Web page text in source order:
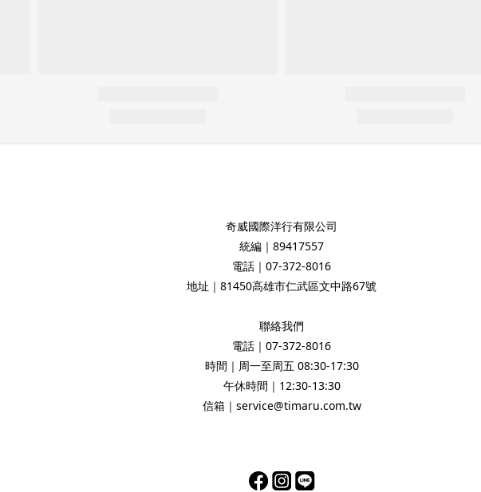
奇威國際洋行有限公司
統編｜89417557
電話｜07-372-8016
地址｜81450高雄市仁武區文中路67號
聯絡我們
電話｜07-372-8016
時間｜周一至周五 08:30-17:30
午休時間｜12:30-13:30
信箱｜service@timaru.com.tw